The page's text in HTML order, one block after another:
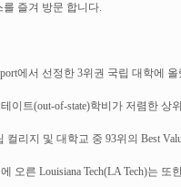
즐겨 방문 합니다.
에서 선정한 3위권 국립 대학에
이트(out-of-state)학비가 저렴한 상
컬리지 및 대학교 중 93위의 Best
오른 Louisiana Tech(LA Tech)는